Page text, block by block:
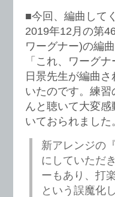
■今回、編曲して
2019年12月の第
ワーグナー)の編
「これ、ワーグ
日景先生が編曲
いたのです。練
んと聴いて大変感
いておられました
新アレンジの
にしていただ
ーもあり、打
という誤魔化